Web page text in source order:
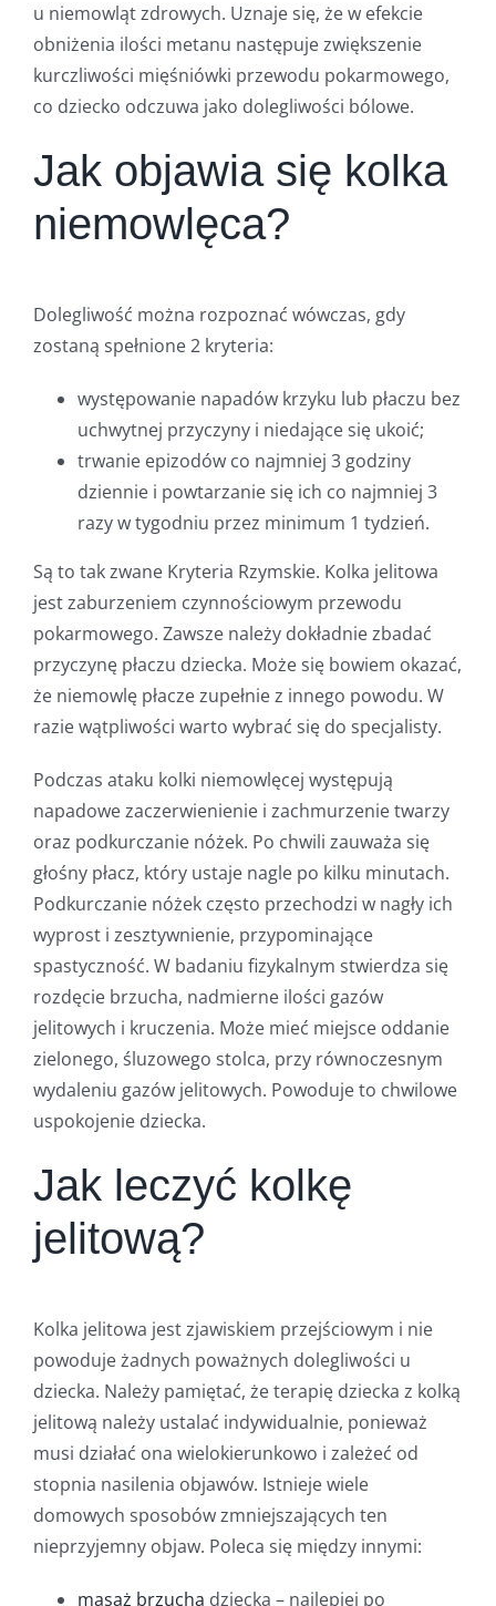
u niemowląt zdrowych. Uznaje się, że w efekcie
obniżenia ilości metanu następuje zwiększenie
kurczliwości mięśniówki przewodu pokarmowego,
co dziecko odczuwa jako dolegliwości bólowe.
Jak objawia się kolka
niemowlęca?
Dolegliwość można rozpoznać wówczas, gdy
zostaną spełnione 2 kryteria:
występowanie napadów krzyku lub płaczu bez
uchwytnej przyczyny i niedające się ukoić;
trwanie epizodów co najmniej 3 godziny
dziennie i powtarzanie się ich co najmniej 3
razy w tygodniu przez minimum 1 tydzień.
Są to tak zwane Kryteria Rzymskie. Kolka jelitowa
jest zaburzeniem czynnościowym przewodu
pokarmowego. Zawsze należy dokładnie zbadać
przyczynę płaczu dziecka. Może się bowiem okazać,
że niemowlę płacze zupełnie z innego powodu. W
razie wątpliwości warto wybrać się do specjalisty.
Podczas ataku kolki niemowlęcej występują
napadowe zaczerwienienie i zachmurzenie twarzy
oraz podkurczanie nóżek. Po chwili zauważa się
głośny płacz, który ustaje nagle po kilku minutach.
Podkurczanie nóżek często przechodzi w nagły ich
wyprost i zesztywnienie, przypominające
spastyczność. W badaniu fizykalnym stwierdza się
rozdęcie brzucha, nadmierne ilości gazów
jelitowych i kruczenia. Może mieć miejsce oddanie
zielonego, śluzowego stolca, przy równoczesnym
wydaleniu gazów jelitowych. Powoduje to chwilowe
uspokojenie dziecka.
Jak leczyć kolkę
jelitową?
Kolka jelitowa jest zjawiskiem przejściowym i nie
powoduje żadnych poważnych dolegliwości u
dziecka. Należy pamiętać, że terapię dziecka z kolką
jelitową należy ustalać indywidualnie, ponieważ
musi działać ona wielokierunkowo i zależeć od
stopnia nasilenia objawów. Istnieje wiele
domowych sposobów zmniejszających ten
nieprzyjemny objaw. Poleca się między innymi:
masaż brzucha dziecka – najlepiej po